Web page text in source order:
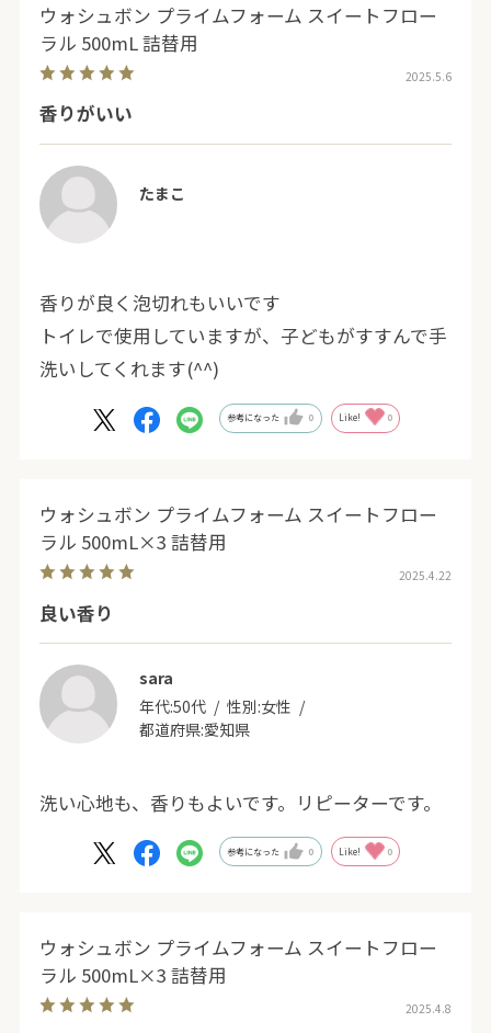
ウォシュボン プライムフォーム スイートフロー
ラル 500mL 詰替用
2025.5.6
香りがいい
たまこ
香りが良く泡切れもいいです
トイレで使用していますが、子どもがすすんで手
洗いしてくれます(^^)
参考になった 0 Like! 0
ウォシュボン プライムフォーム スイートフロー
ラル 500mL×3 詰替用
2025.4.22
良い香り
sara
年代:50代 性別:女性
都道府県:愛知県
洗い心地も、香りもよいです。リピーターです。
参考になった 0 Like! 0
ウォシュボン プライムフォーム スイートフロー
ラル 500mL×3 詰替用
2025.4.8